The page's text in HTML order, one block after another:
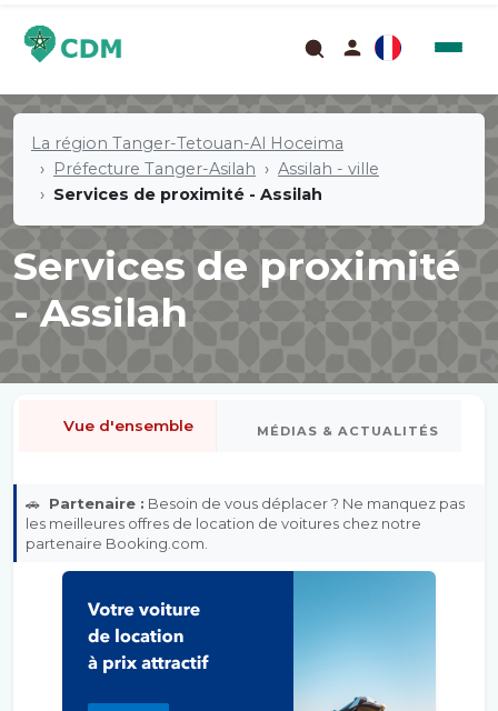
La région Tanger-Tetouan-Al Hoceima
Préfecture Tanger-Asilah
Assilah - ville
Services de proximité - Assilah
Services de proximité
- Assilah
Vue d'ensemble MÉDIAS & ACTUALITÉS
🚗 Partenaire : Besoin de vous déplacer ? Ne manquez pas
les meilleures offres de location de voitures chez notre
partenaire Booking.com.